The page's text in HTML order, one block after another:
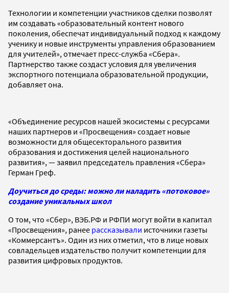
Технологии и компетенции участников сделки позволят
им создавать «образовательный контент нового
поколения, обеспечат индивидуальный подход к каждому
ученику и новые инструменты управления образованием
для учителей», отмечает пресс-служба «Сбера».
Партнерство также создаст условия для увеличения
экспортного потенциала образовательной продукции,
добавляет она.
«Объединение ресурсов нашей экосистемы с ресурсами
наших партнеров и «Просвещения» создает новые
возможности для общесекторального развития
образования и достижения целей национального
развития», — заявил председатель правления «Сбера»
Герман Греф.
Доучиться до среды: можно ли наладить «потоковое»
создание уникальных школ
О том, что «Сбер», ВЭБ.РФ и РФПИ могут войти в капитал
«Просвещения», ранее рассказывали источники газеты
«Коммерсантъ». Один из них отметил, что в лице новых
совладельцев издательство получит компетенции для
развития цифровых продуктов.